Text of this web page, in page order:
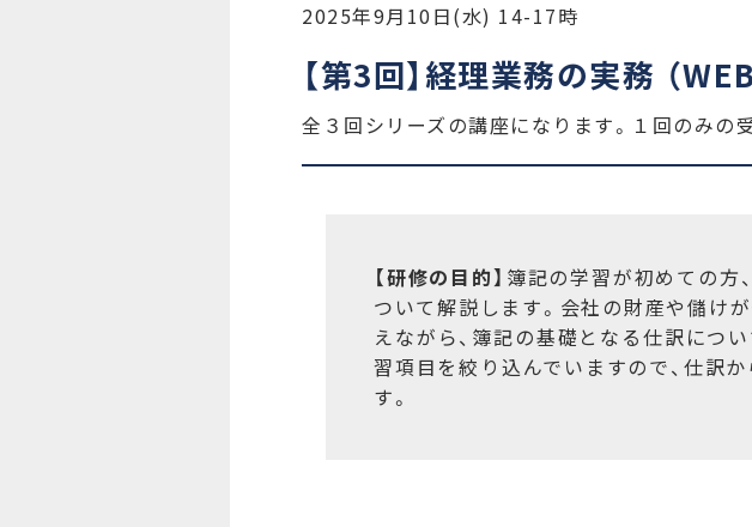
2025年9月10日(水) 14-17時
【第3回】経理業務の実務 （
全３回シリーズの講座になります。１回のみの
【研修の目的】 簿記の学習が初めての方
ついて解説します。会社の財産や儲け
えながら、簿記の基礎となる仕訳につ
習項目を絞り込んでいますので、仕訳
す。